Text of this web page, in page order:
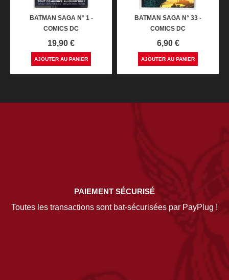
BATMAN SAGA N° 1 -
COMICS DC
Prix
19,90 €
AJOUTER AU PANIER
BATMAN SAGA N° 33 -
COMICS DC
Prix
6,90 €
AJOUTER AU PANIER
PAIEMENT SÉCURISÉ
Toutes les transactions sont bat-sécurisées par PayPlug !